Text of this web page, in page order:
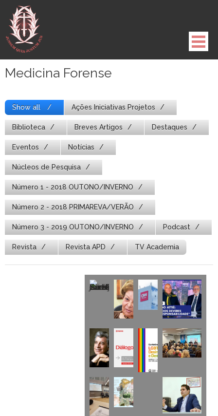
para
conteúdo
Medicina Forense
Show all Ações Iniciativas Projetos
Biblioteca Breves Artigos Destaques
Eventos Notícias
Núcleos de Pesquisa
Número 1 - 2018 OUTONO/INVERNO
Número 2 - 2018 PRIMAREVA/VERÃO
Número 3 - 2019 OUTONO/INVERNO Podcast
Revista Revista APD TV Academia